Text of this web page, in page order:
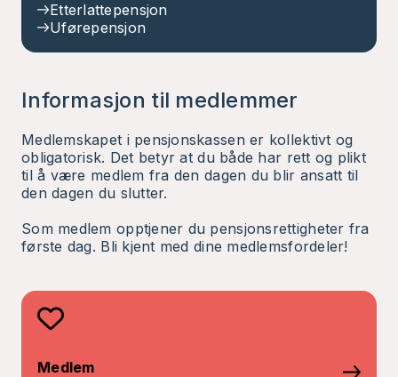
Etterlattepensjon
Uførepensjon
Informasjon til medlemmer
Medlemskapet i pensjonskassen er kollektivt og
obligatorisk. Det betyr at du både har rett og plikt
til å være medlem fra den dagen du blir ansatt til
den dagen du slutter.
Som medlem opptjener du pensjonsrettigheter fra
første dag. Bli kjent med dine medlemsfordeler!
Medlem